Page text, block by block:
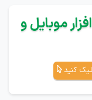
موبایل و
کنید